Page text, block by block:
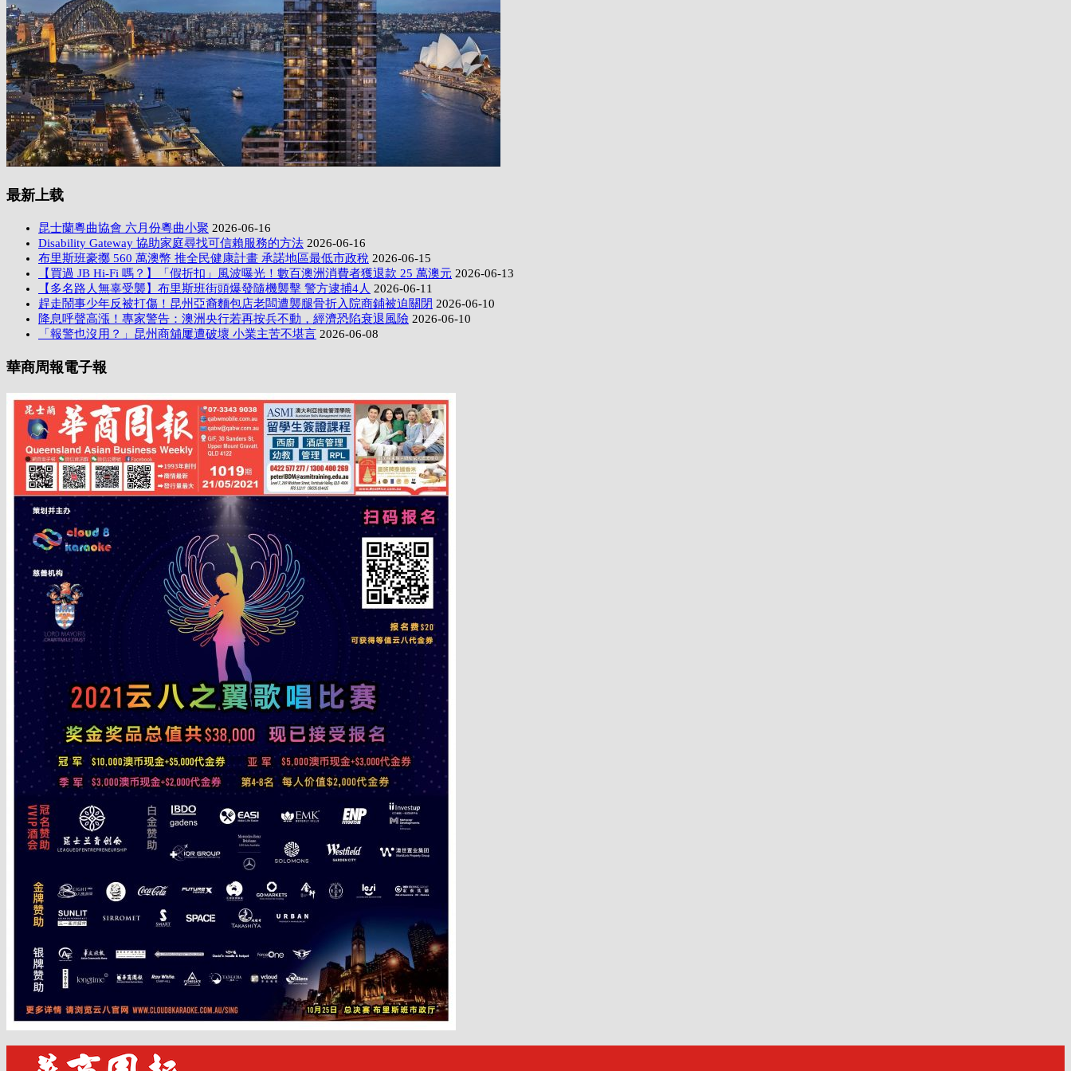
最新上载
昆士蘭粵曲協會 六月份粵曲小聚 2026-06-16
Disability Gateway 協助家庭尋找可信賴服務的方法 2026-06-16
布里斯班豪擲 560 萬澳幣 推全民健康計畫 承諾地區最低市政稅 2026-06-15
【買過 JB Hi-Fi 嗎？】「假折扣」風波曝光！數百澳洲消費者獲退款 25 萬澳元 2026-06-13
【多名路人無辜受襲】布里斯班街頭爆發隨機襲擊 警方逮捕4人 2026-06-11
趕走鬧事少年反被打傷！昆州亞裔麵包店老闆遭襲腿骨折入院商鋪被迫關閉 2026-06-10
降息呼聲高漲！專家警告：澳洲央行若再按兵不動，經濟恐陷衰退風險 2026-06-10
「報警也沒用？」昆州商舖屢遭破壞 小業主苦不堪言 2026-06-08
華商周報電子報